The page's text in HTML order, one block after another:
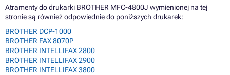
Atramenty do drukarki BROTHER MFC-4800J wymienionej na tej
stronie są również odpowiednie do poniższych drukarek:
BROTHER DCP-1000
BROTHER FAX 8070P
BROTHER INTELLIFAX 2800
BROTHER INTELLIFAX 2900
BROTHER INTELLIFAX 3800